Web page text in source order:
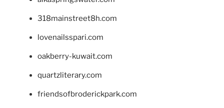
318mainstreet8h.com
lovenailsspari.com
oakberry-kuwait.com
quartzliterary.com
friendsofbroderickpark.com